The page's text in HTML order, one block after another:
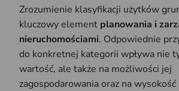
Zrozumienie klasyfikacji użytków
kluczowy element planowania i
nieruchomościami. Odpowiednie
do konkretnej kategorii wpływa nie
wartość, ale także na możliwości jej
zagospodarowania oraz na